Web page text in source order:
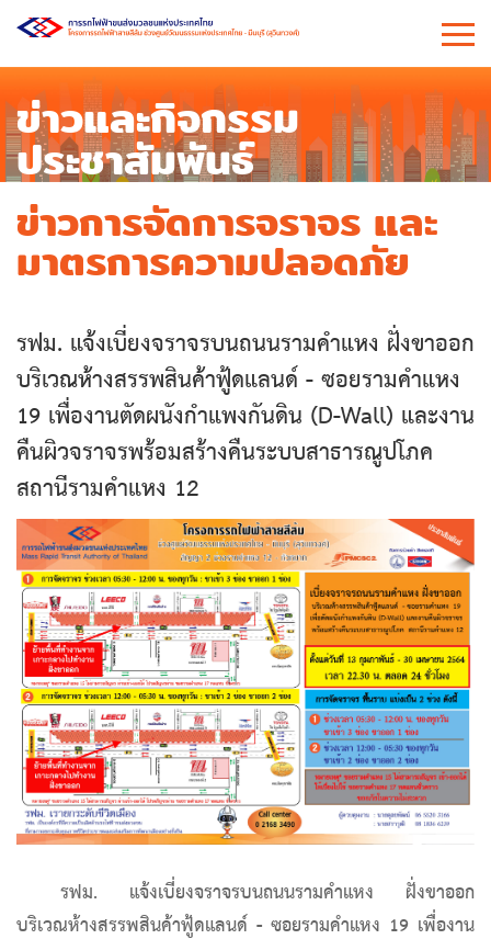
ข่าวและกิจกรรม
ประชาสัมพันธ์
ข่าวการจัดการจราจร และ
มาตรการความปลอดภัย
รฟม. แจ้งเบี่ยงจราจรบนถนนรามคำแหง ฝั่งขาออก
บริเวณห้างสรรพสินค้าฟู้ดแลนด์ - ซอยรามคำแหง
19 เพื่องานตัดผนังกำแพงกันดิน (D-Wall) และงาน
คืนผิวจราจรพร้อมสร้างคืนระบบสาธารณูปโภค
สถานีรามคำแหง 12
รฟม. แจ้งเบี่ยงจราจรบนถนนรามคำแหง ฝั่งขาออก
บริเวณห้างสรรพสินค้าฟู้ดแลนด์ - ซอยรามคำแหง 19 เพื่องาน